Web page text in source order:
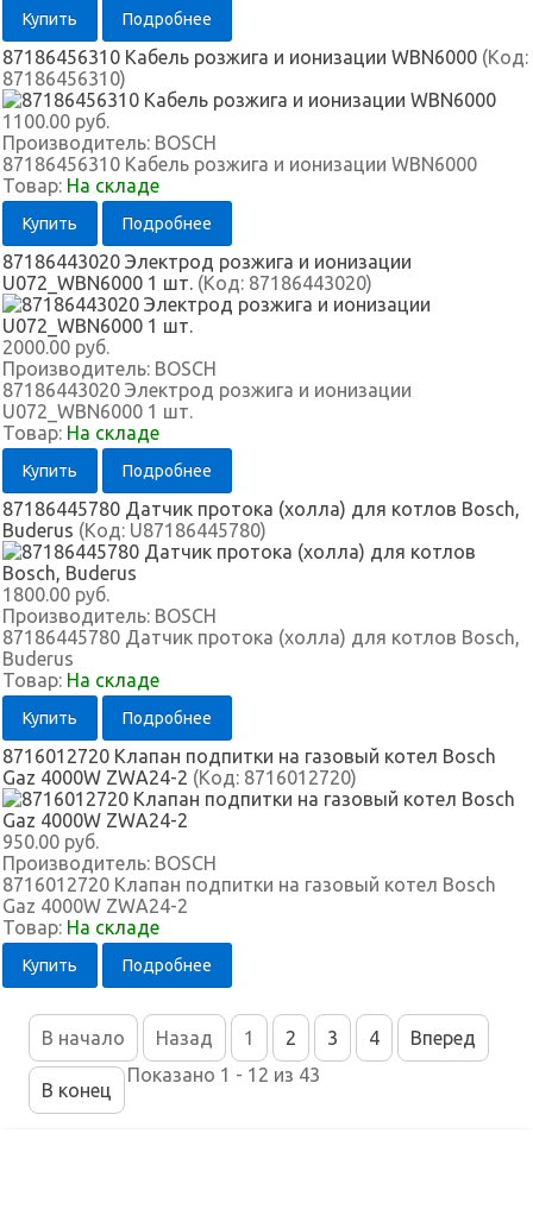
Купить Подробнее
87186456310 Кабель розжига и ионизации WBN6000 (Код:
87186456310)
1100.00 руб.
Производитель: BOSCH
87186456310 Кабель розжига и ионизации WBN6000
Товар: На складе
Купить Подробнее
87186443020 Электрод розжига и ионизации
U072_WBN6000 1 шт. (Код: 87186443020)
2000.00 руб.
Производитель: BOSCH
87186443020 Электрод розжига и ионизации
U072_WBN6000 1 шт.
Товар: На складе
Купить Подробнее
87186445780 Датчик протока (холла) для котлов Bosch,
Buderus (Код: U87186445780)
1800.00 руб.
Производитель: BOSCH
87186445780 Датчик протока (холла) для котлов Bosch,
Buderus
Товар: На складе
Купить Подробнее
8716012720 Клапан подпитки на газовый котел Bosch
Gaz 4000W ZWA24-2 (Код: 8716012720)
950.00 руб.
Производитель: BOSCH
8716012720 Клапан подпитки на газовый котел Bosch
Gaz 4000W ZWA24-2
Товар: На складе
Купить Подробнее
В начало Назад 1 2 3 4 Вперед
В конец
Показано 1 - 12 из 43